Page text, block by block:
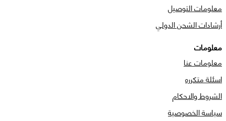
معلومات التوصيل
أرشادات الشحن الدولي
معلومات
معلومات عنا
اسئلة متكرره
الشروط والاحكام
سياسة الخصوصية